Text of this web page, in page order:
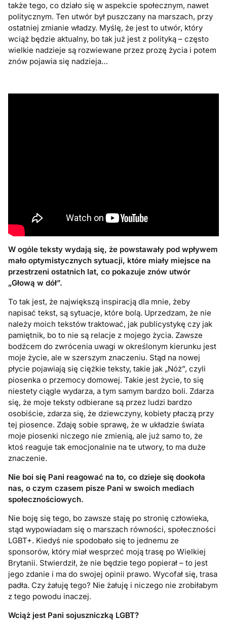
także tego, co działo się w aspekcie społecznym, nawet
politycznym. Ten utwór był puszczany na marszach, przy
ostatniej zmianie władzy. Myślę, że jest to utwór, który
wciąż będzie aktualny, bo tak już jest z polityką – często
wielkie nadzieje są rozwiewane przez prozę życia i potem
znów pojawia się nadzieja…
W ogóle teksty wydają się, że powstawały pod wpływem
mało optymistycznych sytuacji, które miały miejsce na
przestrzeni ostatnich lat, co pokazuje znów utwór
„Głową w dół”.
To tak jest, że największą inspiracją dla mnie, żeby
napisać tekst, są sytuacje, które bolą. Uprzedzam, że nie
należy moich tekstów traktować, jak publicystykę czy jak
pamiętnik, bo to nie są relacje z mojego życia. Zawsze
bodźcem do zwrócenia uwagi w określonym kierunku jest
moje życie, ale w szerszym znaczeniu. Stąd na nowej
płycie pojawiają się ciężkie teksty, takie jak „Nóż”, czyli
piosenka o przemocy domowej. Takie jest życie, to się
niestety ciągle wydarza, a tym samym bardzo boli. Zdarza
się, że moje teksty odbierane są przez ludzi bardzo
osobiście, zdarza się, że dziewczyny, kobiety płaczą przy
tej piosence. Zdaję sobie sprawę, że w układzie świata
moje piosenki niczego nie zmienią, ale już samo to, że
ktoś reaguje tak emocjonalnie na te utwory, to ma duże
znaczenie.
Nie boi się Pani reagować na to, co dzieje się dookoła
nas, o czym czasem pisze Pani w swoich mediach
społecznościowych.
Nie boję się tego, bo zawsze staję po stronię człowieka,
stąd wypowiadam się o marszach równości, społeczności
LGBT+. Kiedyś nie spodobało się to jednemu ze
sponsorów, który miał wesprzeć moją trasę po Wielkiej
Brytanii. Stwierdził, że nie będzie tego popierał – to jest
jego zdanie i ma do swojej opinii prawo. Wycofał się, trasa
padła. Czy żałuję tego? Nie żałuję i niczego nie zrobiłabym
z tego powodu inaczej.
Wciąż jest Pani sojuszniczką LGBT?